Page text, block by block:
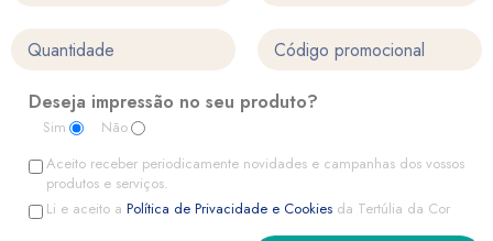
Deseja impressão no seu produto?
Sim
Não
Aceito receber periodicamente novidades e campanhas dos vossos
produtos e serviços.
Li e aceito a Política de Privacidade e Cookies da Tertúlia da Cor